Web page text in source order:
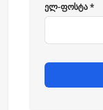
ელ-ფოსტა *